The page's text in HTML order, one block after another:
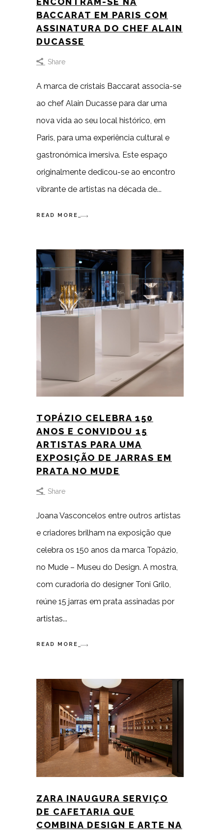
BACCARAT EM PARIS COM
ASSINATURA DO CHEF ALAIN
DUCASSE
Share
A marca de cristais Baccarat associa-se
ao chef Alain Ducasse para dar uma
nova vida ao seu local histórico, em
Paris, para uma experiência cultural e
gastronómica imersiva. Este espaço
originalmente dedicou-se ao encontro
vibrante de artistas na década de
READ MORE
TOPÁZIO CELEBRA 150
ANOS E CONVIDOU 15
ARTISTAS PARA UMA
EXPOSIÇÃO DE JARRAS EM
PRATA NO MUDE
Share
Joana Vasconcelos entre outros artistas
e criadores brilham na exposição que
celebra os 150 anos da marca Topázio,
no Mude – Museu do Design. A mostra,
com curadoria do designer Toni Grilo,
reúne 15 jarras em prata assinadas por
artistas
READ MORE
ZARA INAUGURA SERVIÇO
DE CAFETARIA QUE
COMBINA DESIGN E ARTE NA